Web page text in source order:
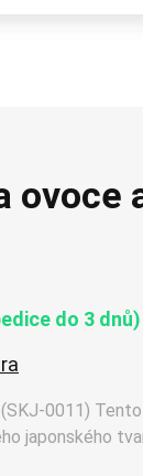
ovoce
do 3 dnů)
0011)
japonského